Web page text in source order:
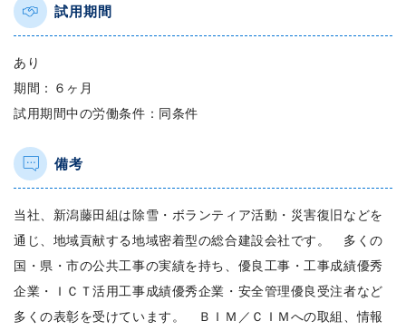
試用期間
あり
期間：６ヶ月
試用期間中の労働条件：同条件
備考
当社、新潟藤田組は除雪・ボランティア活動・災害復旧などを
通じ、地域貢献する地域密着型の総合建設会社です。 多くの
国・県・市の公共工事の実績を持ち、優良工事・工事成績優秀
企業・ＩＣＴ活用工事成績優秀企業・安全管理優良受注者など
多くの表彰を受けています。 ＢＩＭ／ＣＩＭへの取組、情報